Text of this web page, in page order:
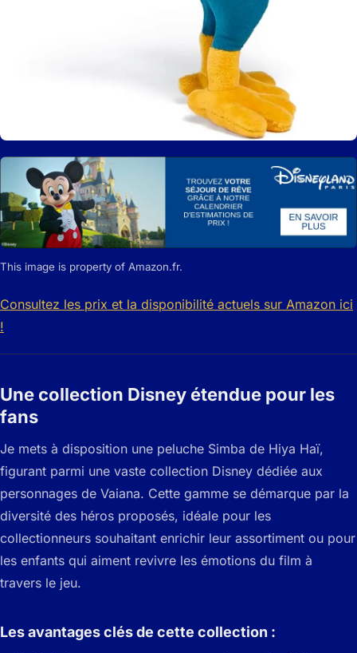
This image is property of Amazon.fr.
Consultez les prix et la disponibilité actuels sur Amazon ici
!
Une collection Disney étendue pour les
fans
Je mets à disposition une peluche Simba de Hiya Haï,
figurant parmi une vaste collection Disney dédiée aux
personnages de Vaiana. Cette gamme se démarque par la
diversité des héros proposés, idéale pour les
collectionneurs souhaitant enrichir leur assortiment ou pour
les enfants qui aiment revivre les émotions du film à
travers le jeu.
Les avantages clés de cette collection :